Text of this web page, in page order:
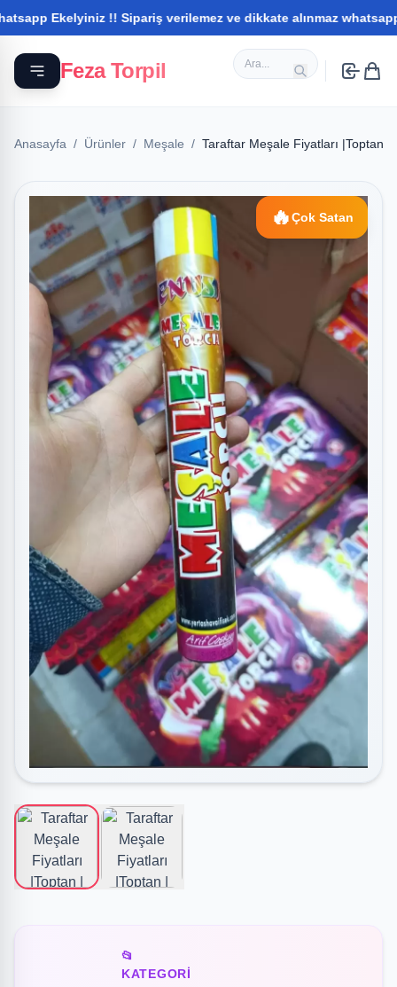
Ekelyiniz !! Sipariş verilemez ve dikkate alınmaz whatsapptan
Feza Torpil
Anasayfa / Ürünler / Meşale / Taraftar Meşale Fiyatları |Toptan |
🔥Çok Satan
📂
KATEGORI